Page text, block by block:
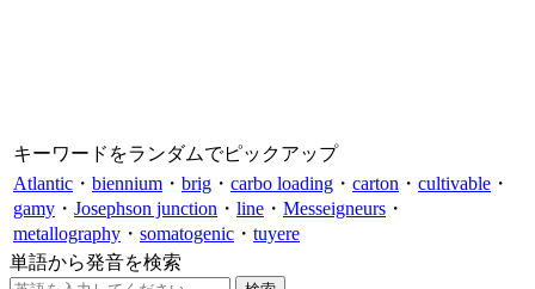
キーワードをランダムでピックアップ
Atlantic ・ biennium ・ brig ・ carbo loading ・ carton ・ cultivable ・
gamy ・ Josephson junction ・ line ・ Messeigneurs ・
metallography ・ somatogenic ・ tuyere
単語から発音を検索